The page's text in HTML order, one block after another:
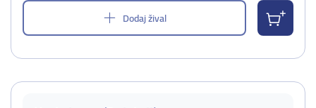
Dodaj žival